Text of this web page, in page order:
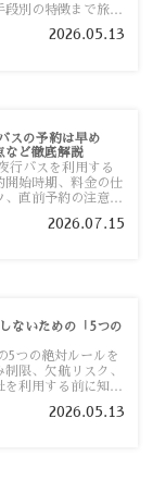
段別の特徴まで旅行
2026.05.13
スの予約は早め
など徹底解説
行バスを利用する
開始時期、料金の仕
、直前予約の注意点
2026.07.15
ないための「5つの
5つの絶対ルールを
限、欠航リスク、
を利用する前に知っ
2026.05.13